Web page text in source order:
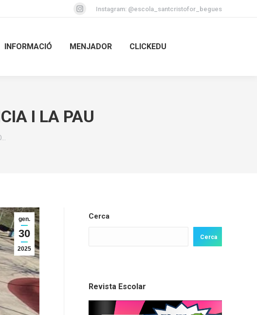
Instagram
in
Instagram: @escola_santcristofor_begues
INFORMACIÓ MENJADOR CLICKEDU
I LA PAU
gen.
30
2025
Cerca
Cerca
Revista Escolar